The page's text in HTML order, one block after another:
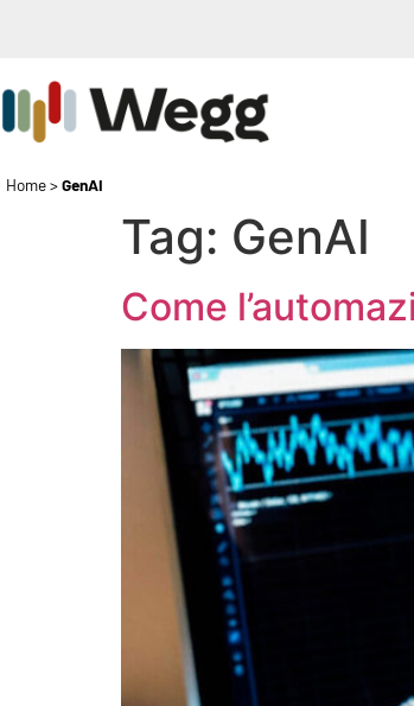
Home>GenAI
Tag: GenAI
Come